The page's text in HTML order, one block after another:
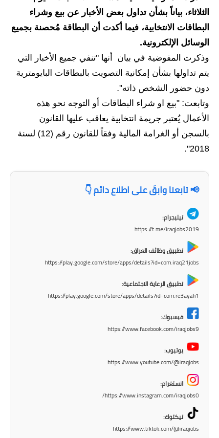
الاخبار الاقتصادية
المدارس
نتائج الامتحانات
المرحلة الابتدائية
المرحلة الاعدادية
اسئلة وزارية
المرحلة الاعدادية
الثلاثاء، بياناً بشأن تداول بعض الأخبار عن بيع وشراء
البطاقات الانتخابية، فيما أكدت أن البطاقة مُحصنة بجميع
الوسائل الإلكترونية.
وذكرت المفوضية في بيان أنها "تنفي جميع الأخبار التي
يتم تداولها بشأن إمكانية التصويت بالبطاقات البايومترية
دون حضور الشخص ذاته".
وتابعت: "بيع او شراء البطاقات أو التوجه نحو هذه
الأعمال يُعتبر جريمة انتخابية يعاقب عليها القانون
بالسجن أو الغرامة المالية وفقاً للقانون رقم (12) لسنة
2018".
📢 تابعنا وابقَ على اطلاع دائم 👇
تيليجرام:
https://t.me/iraqjobs2019
تطبيق وظائف العراق:
https://play.google.com/store/apps/details?id=com.iraq21jobs
تطبيق الرعاية الاجتماعية:
https://play.google.com/store/apps/details?id=com.re3ayah1
فيسبوك:
https://www.facebook.com/iraqjobs9
يوتيوب:
https://www.youtube.com/@iraqjobs
انستغرام:
https://www.instagram.com/iraqjobs0/
تيكتوك:
https://www.tiktok.com/@iraqjobs